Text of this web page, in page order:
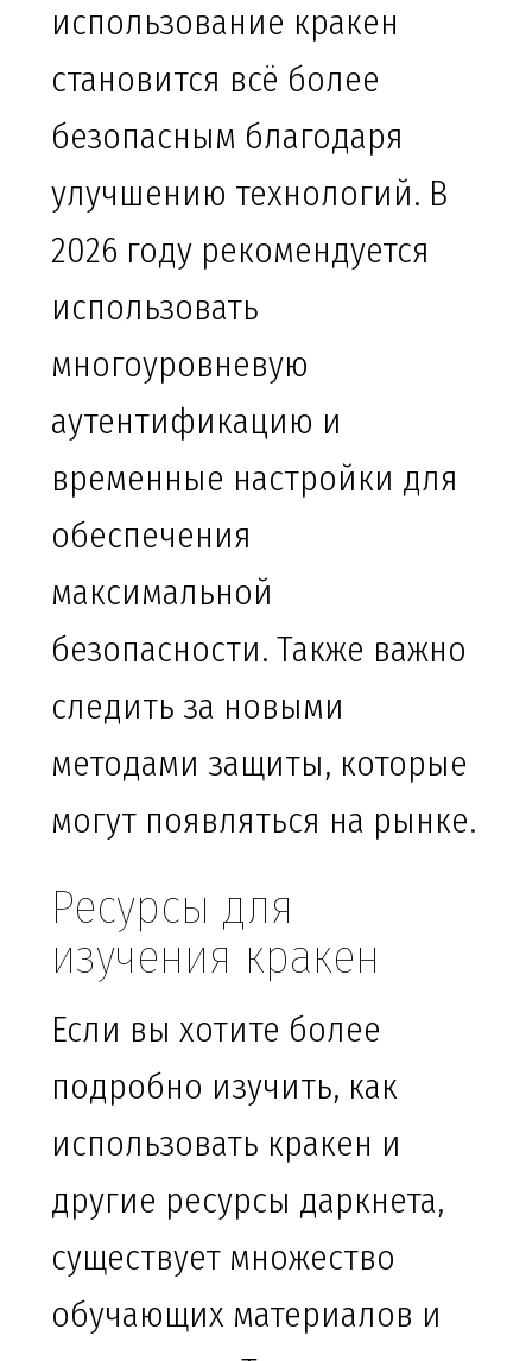
использование кракен
становится всё более
безопасным благодаря
улучшению технологий. В
2026 году рекомендуется
использовать
многоуровневую
аутентификацию и
временные настройки для
обеспечения
максимальной
безопасности. Также важно
следить за новыми
методами защиты, которые
могут появляться на рынке.
Ресурсы для
изучения кракен
Если вы хотите более
подробно изучить, как
использовать кракен и
другие ресурсы даркнета,
существует множество
обучающих материалов и